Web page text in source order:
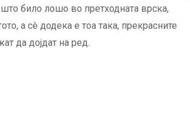
било лошо во претходната врска,
а сè додека е тоа така, прекрасните
да дојдат на ред.